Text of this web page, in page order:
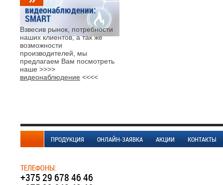
видеонаблюдении:
SMART
Взвесив рынок, потребности
наших клиентов, а так же
возможности
производителей, мы
предлагаем Вам посмотреть
наше >>>>
видеонаблюдение <<<<
ПРОДУКЦИЯ ОНЛАЙН-ЗАЯВКА АКЦИИ КОНТАКТЫ
ТЕЛЕФОНЫ:
+375 29 678 46 46